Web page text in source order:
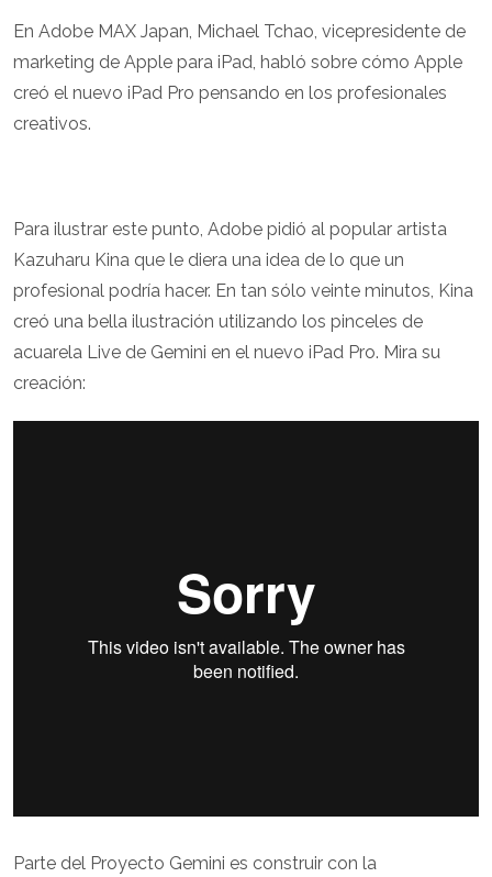
En Adobe MAX Japan, Michael Tchao, vicepresidente de
marketing de Apple para iPad, habló sobre cómo Apple
creó el nuevo iPad Pro pensando en los profesionales
creativos.
Para ilustrar este punto, Adobe pidió al popular artista
Kazuharu Kina que le diera una idea de lo que un
profesional podría hacer. En tan sólo veinte minutos, Kina
creó una bella ilustración utilizando los pinceles de
acuarela Live de Gemini en el nuevo iPad Pro. Mira su
creación:
Parte del Proyecto Gemini es construir con la